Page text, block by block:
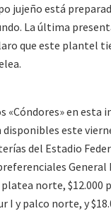
jujeño está
La última
que este plantel
«Cóndores» en esta
este
del Estadio
General
norte, $12.000
I y palco norte, y